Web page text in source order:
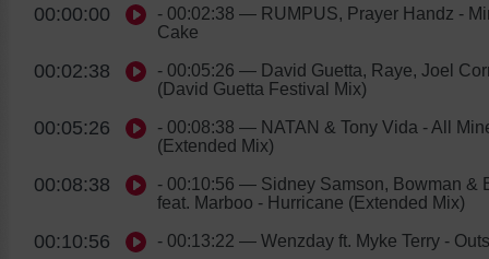
00:00:00 - 00:02:38 — RUMPUS, Prayer Handz -
Cake
00:02:38 - 00:05:26 — David Guetta, Raye, Joel
(David Guetta Festival Mix)
00:05:26 - 00:08:38 — NATAN & Tony Vida - All
(Extended Mix)
00:08:38 - 00:10:56 — Sidney Samson, Bowman &
feat. Marboo - Hurricane (Extended Mix)
00:10:56 - 00:13:22 — Wenzday ft. Myke Terry -